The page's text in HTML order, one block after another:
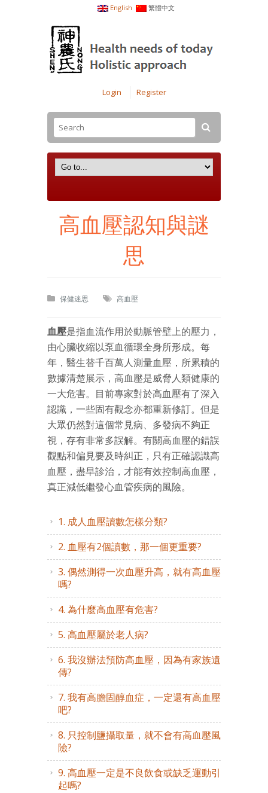
English 繁體中文
Login Register
高血壓認知與謎
思
保健迷思 高血壓
血壓是指血流作用於動脈管壁上的壓力，
由心臟收縮以泵血循環全身所形成。每
年，醫生替千百萬人測量血壓，所累積的
數據清楚展示，高血壓是威脅人類健康的
一大危害。目前專家對於高血壓有了深入
認識，一些固有觀念亦都重新修訂。但是
大眾仍然對這個常見病、多發病不夠正
視，存有非常多誤解。有關高血壓的錯誤
觀點和偏見要及時糾正，只有正確認識高
血壓，盡早診治，才能有效控制高血壓，
真正減低繼發心血管疾病的風險。
1. 成人血壓讀數怎樣分類?
2. 血壓有2個讀數，那一個更重要?
3. 偶然測得一次血壓升高，就有高血壓
嗎?
4. 為什麼高血壓有危害?
5. 高血壓屬於老人病?
6. 我沒辦法預防高血壓，因為有家族遺
傳?
7. 我有高膽固醇血症，一定還有高血壓
吧?
8. 只控制鹽攝取量，就不會有高血壓風
險?
9. 高血壓一定是不良飲食或缺乏運動引
起嗎?